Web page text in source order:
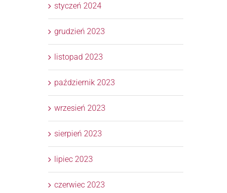
styczeń 2024
grudzień 2023
listopad 2023
październik 2023
wrzesień 2023
sierpień 2023
lipiec 2023
czerwiec 2023